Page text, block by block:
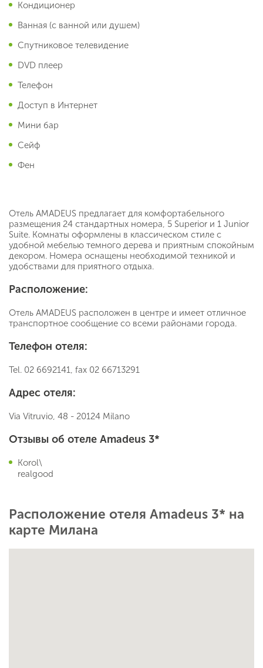
Кондиционер
Ванная (с ванной или душем)
Спутниковое телевидение
DVD плеер
Телефон
Доступ в Интернет
Мини бар
Сейф
Фен
Отель AMADEUS предлагает для комфортабельного
размещения 24 стандартных номера, 5 Superior и 1 Junior
Suite. Комнаты оформлены в классическом стиле с
удобной мебелью темного дерева и приятным спокойным
декором. Номера оснащены необходимой техникой и
удобствами для приятного отдыха.
Расположение:
Отель AMADEUS расположен в центре и имеет отличное
транспортное сообщение со всеми районами города.
Телефон отеля:
Tel. 02 6692141, fax 02 66713291
Адрес отеля:
Via Vitruvio, 48 - 20124 Milano
Отзывы об отеле Amadeus 3*
Korol\
realgood
Расположение отеля Amadeus 3* на
карте Милана